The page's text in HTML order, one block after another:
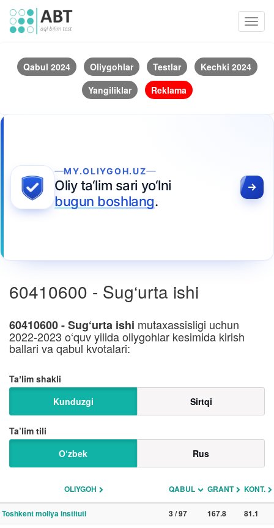
Qabul 2024 Oliygohlar Testlar
Kechki 2024
Yangiliklar
Reklama
MY.OLIYGOH.UZ
Oliy ta‘lim sari yo‘lni
bugun boshlang.
60410600 - Sug‘urta ishi
60410600 - Sug‘urta ishi mutaxassisligi uchun
2022-2023 o‘quv yilida oliygohlar kesimida kirish
ballari va qabul kvotalari:
Taʼlim shakli
Kunduzgi
Sirtqi
Ta’lim tili
O‘zbek
Rus
OLIYGOH QABUL GRANT KONT.
Toshkent moliya instituti 3 / 97 167.8
81.1